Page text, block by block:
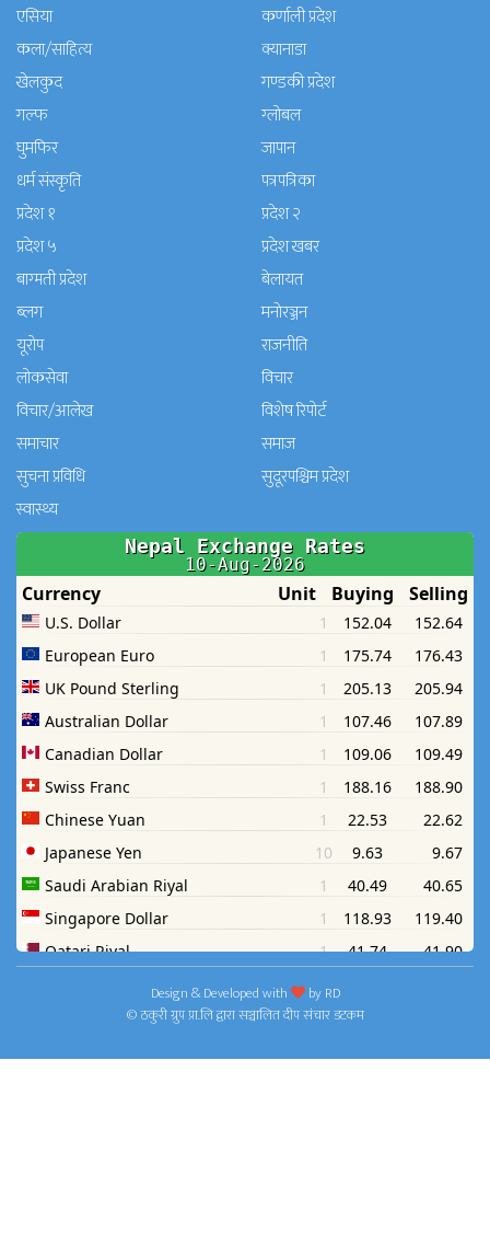
एसिया
कर्णाली प्रदेश
कला/साहित्य
क्यानाडा
खेलकुद
गण्डकी प्रदेश
गल्फ
ग्लोबल
घुमफिर
जापान
धर्म संस्कृति
पत्रपत्रिका
प्रदेश १
प्रदेश २
प्रदेश ५
प्रदेश खबर
बाग्मती प्रदेश
बेलायत
ब्लग
मनाेरञ्जन
यूरोप
राजनीति
लोकसेवा
विचार
विचार/आलेख
विशेष रिपोर्ट
समाचार
समाज
सुचना प्रविधि
सुदूरपश्चिम प्रदेश
स्वास्थ्य
Design & Developed with byRD
© ठकुरी ग्रुप प्रा.लि द्वारा सञ्चालित दीप संचार डटकम